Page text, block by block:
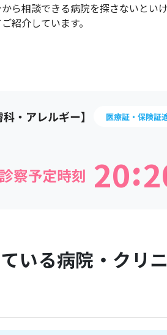
ら相談できる病院を探さないとい
紹介しています。
20 2
:
いる病院・クリ